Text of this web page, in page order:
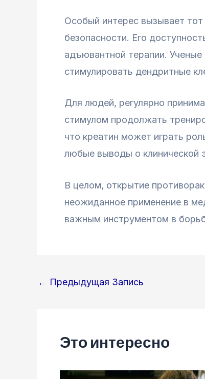
Особый интерес вызывает тот
безопасности. Его
адъювантной терапии. Ученые
стимулировать дендритные
Для людей, регулярно
стимулом продолжать
что креатин может играть
любые выводы о клинической
В целом, открытие
неожиданное применение в
важным инструментом в
Навигация
← Предыдущая Запись
Это интересно